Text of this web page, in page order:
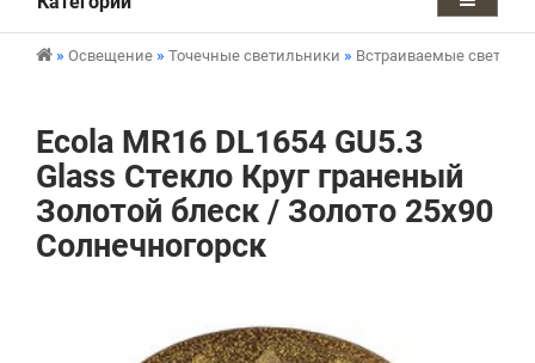
Освещение Точечные светильники Встраиваемые
Ecola MR16 DL1654 GU5.3
Glass Стекло Круг граненый
Золотой блеск / Золото 25x90
Солнечногорск